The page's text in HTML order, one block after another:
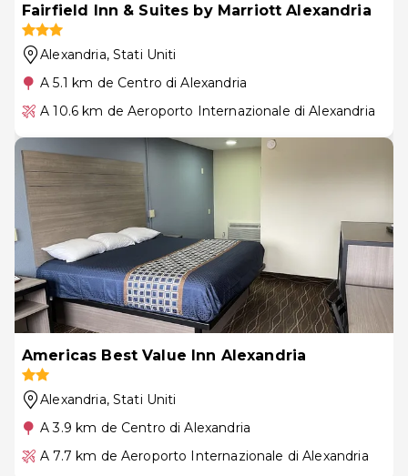
Fairfield Inn & Suites by Marriott Alexandria
Alexandria, Stati Uniti
A 5.1 km de Centro di Alexandria
A 10.6 km de Aeroporto Internazionale di Alexandria
Americas Best Value Inn Alexandria
Alexandria, Stati Uniti
A 3.9 km de Centro di Alexandria
A 7.7 km de Aeroporto Internazionale di Alexandria